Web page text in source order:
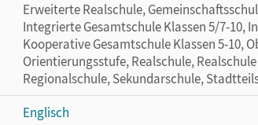
Erweiterte Realschule,
Integrierte Gesamtschule Klassen 5/7-10,
Kooperative Gesamtschule Klassen 5-10,
Orientierungsstufe, Realschule,
Regionalschule, Sekundarschule,
Englisch